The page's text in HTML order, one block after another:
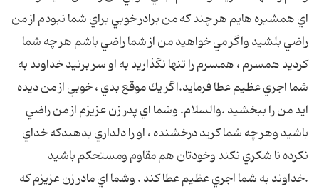
اي همشيره هايم هر چند كه من برادر خوبي براي شما نبودم از من
راضي بلشيد واگر مي خواهيد من از شما راضي باشم هر چه شما
كرديد همسرم ، همسرم را تنها نگذاريد به او سر بزنيد خداوند به
شما اجري عظيم عطا فرمايد.اگر يك موقع بدي ، خوبي از من ديده
ايد من را ببخشيد .والسلام. وشما اي پدر زن عزيزم از من راضي
باشيد وهر چه شما كريد درخشنده ، او را دلداري بدهيدكه خداي
نكرده نا شكري نكند وخودتان هم مقاوم ومستحكم باشيد
.خداوند به شما اجري عظيم عطا كند . وشما اي مادر زن عزيزم كه